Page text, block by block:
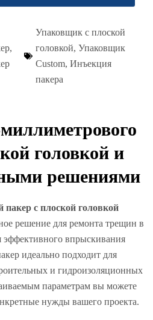
,
Упаковщик с плоской
головкой, Упаковщик
Custom, Инъекция
пакера
головкой и
решениями
с плоской головкой
решение для ремонта трещин в
эффективного впрыскивания
идеально подходит для
и гидроизоляционных
параметрам вы можете
нужды вашего проекта.